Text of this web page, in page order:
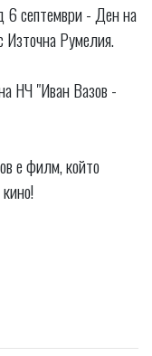
6 септември - Ден на
Румелия.
НЧ "Иван Вазов -
е филм, който